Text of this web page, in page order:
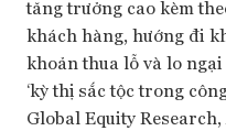
tăng trưởng cao kèm
khách hàng, hướng đi
khoản thua lỗ và lo
‘kỳ thị sắc tộc trong
Global Equity